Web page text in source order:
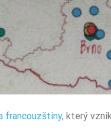
francouzštiny, který